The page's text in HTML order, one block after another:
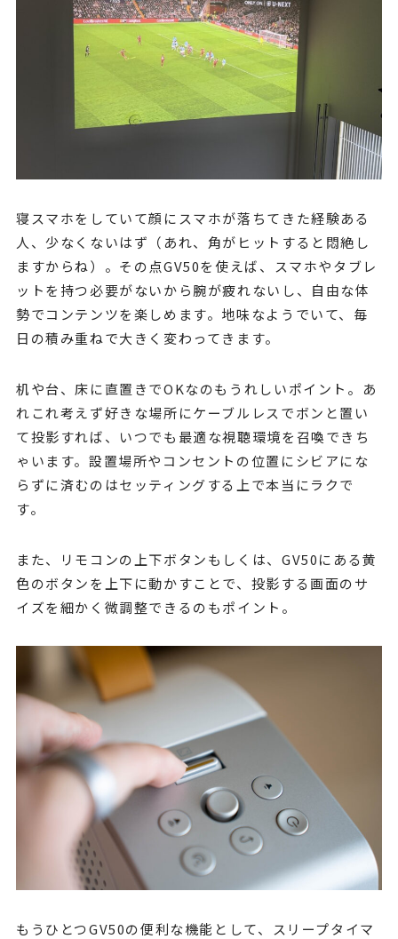
寝スマホをしていて顔にスマホが落ちてきた経験ある
人、少なくないはず（あれ、角がヒットすると悶絶し
ますからね）。その点GV50を使えば、スマホやタブレ
ットを持つ必要がないから腕が疲れないし、自由な体
勢でコンテンツを楽しめます。地味なようでいて、毎
日の積み重ねで大きく変わってきます。
机や台、床に直置きでOKなのもうれしいポイント。あ
れこれ考えず好きな場所にケーブルレスでボンと置い
て投影すれば、いつでも最適な視聴環境を召喚できち
ゃいます。設置場所やコンセントの位置にシビアにな
らずに済むのはセッティングする上で本当にラクで
す。
また、リモコンの上下ボタンもしくは、GV50にある黄
色のボタンを上下に動かすことで、投影する画面のサ
イズを細かく微調整できるのもポイント。
もうひとつGV50の便利な機能として、スリープタイマ